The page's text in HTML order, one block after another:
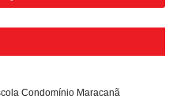
Condomínio Maracanã